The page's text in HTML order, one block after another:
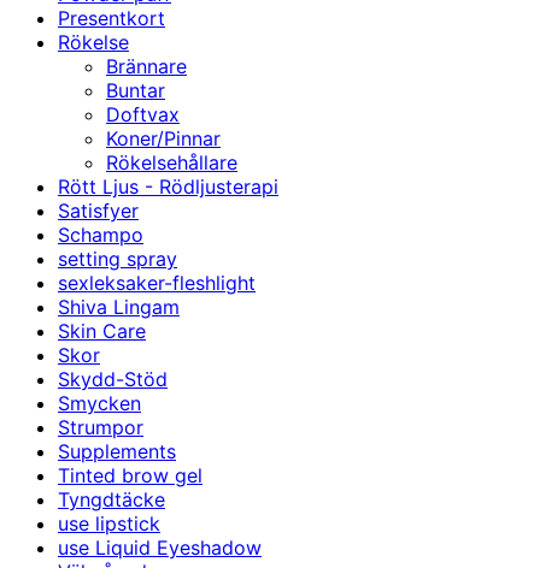
Presentkort
Rökelse
Brännare
Buntar
Doftvax
Koner/Pinnar
Rökelsehållare
Rött Ljus - Rödljusterapi
Satisfyer
Schampo
setting spray
sexleksaker-fleshlight
Shiva Lingam
Skin Care
Skor
Skydd-Stöd
Smycken
Strumpor
Supplements
Tinted brow gel
Tyngdtäcke
use lipstick
use Liquid Eyeshadow